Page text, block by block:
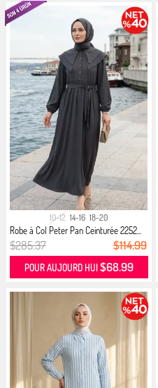
10-12 14-16 18-20
Robe à Col Peter Pan Ceinturée 2252...
$285.37 $114.99
POUR AUJOURD HUI $68.99